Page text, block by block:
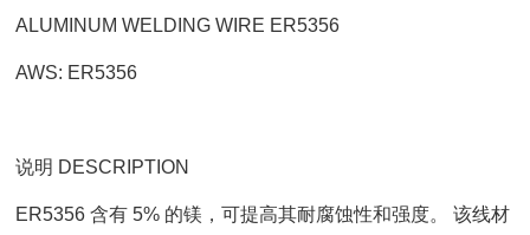
ALUMINUM WELDING WIRE ER5356
AWS: ER5356
说明 DESCRIPTION
ER5356 含有 5% 的镁，可提高其耐腐蚀性和强度。 该线材